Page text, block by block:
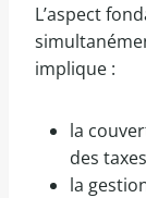
L’aspect
implique :
la
des
la